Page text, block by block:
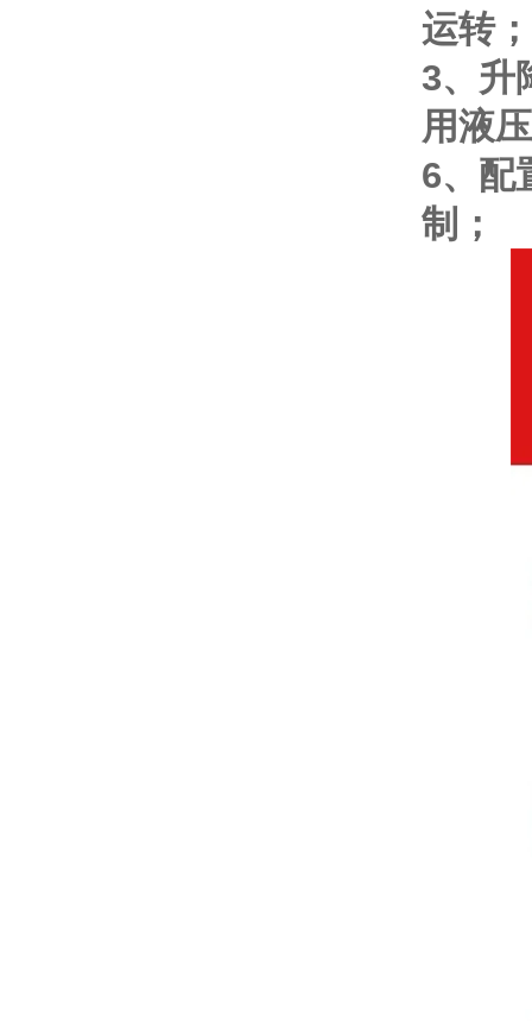
运转；
3、升
用液
6、配
制；